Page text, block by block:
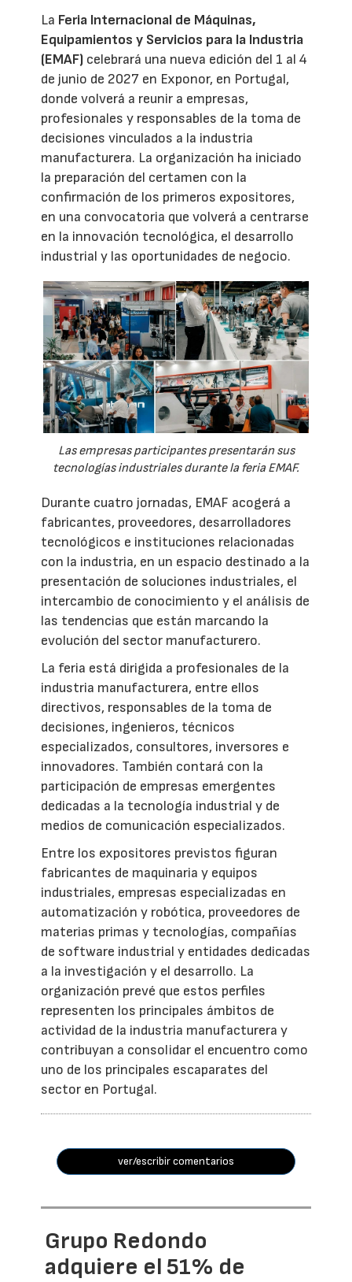
La Feria Internacional de Máquinas,
Equipamientos y Servicios para la Industria
(EMAF) celebrará una nueva edición del 1 al 4
de junio de 2027 en Exponor, en Portugal,
donde volverá a reunir a empresas,
profesionales y responsables de la toma de
decisiones vinculados a la industria
manufacturera. La organización ha iniciado
la preparación del certamen con la
confirmación de los primeros expositores,
en una convocatoria que volverá a centrarse
en la innovación tecnológica, el desarrollo
industrial y las oportunidades de negocio.
Las empresas participantes presentarán sus
tecnologías industriales durante la feria EMAF.
Durante cuatro jornadas, EMAF acogerá a
fabricantes, proveedores, desarrolladores
tecnológicos e instituciones relacionadas
con la industria, en un espacio destinado a la
presentación de soluciones industriales, el
intercambio de conocimiento y el análisis de
las tendencias que están marcando la
evolución del sector manufacturero.
La feria está dirigida a profesionales de la
industria manufacturera, entre ellos
directivos, responsables de la toma de
decisiones, ingenieros, técnicos
especializados, consultores, inversores e
innovadores. También contará con la
participación de empresas emergentes
dedicadas a la tecnología industrial y de
medios de comunicación especializados.
Entre los expositores previstos figuran
fabricantes de maquinaria y equipos
industriales, empresas especializadas en
automatización y robótica, proveedores de
materias primas y tecnologías, compañías
de software industrial y entidades dedicadas
a la investigación y el desarrollo. La
organización prevé que estos perfiles
representen los principales ámbitos de
actividad de la industria manufacturera y
contribuyan a consolidar el encuentro como
uno de los principales escaparates del
sector en Portugal.
ver/escribir comentarios
Grupo Redondo
adquiere el 51% de